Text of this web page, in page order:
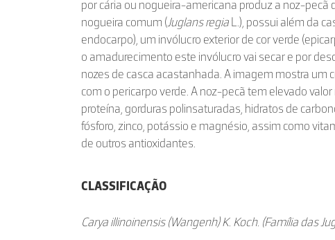
por cária ou nogueira-americana produz a noz-pecã
nogueira comum (Juglans regiaL.), possui além da
endocarpo), um invólucro exterior de cor verde
o amadurecimento este invólucro vai secar e por
nozes de casca acastanhada. A imagem mostra um
com o pericarpo verde. A noz-pecã tem elevado
proteína, gorduras polinsaturadas, hidratos de
fósforo, zinco, potássio e magnésio, assim como
de outros antioxidantes.
CLASSIFICAÇÃO
Carya illinoinensis (Wangenh) K. Koch. (Família das